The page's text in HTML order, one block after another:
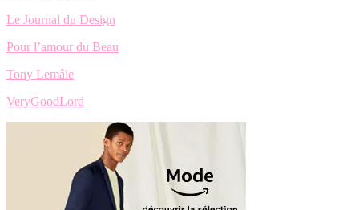
Le Journal du Design
Pour l’amour du Beau
Tony Lemâle
VeryGoodLord